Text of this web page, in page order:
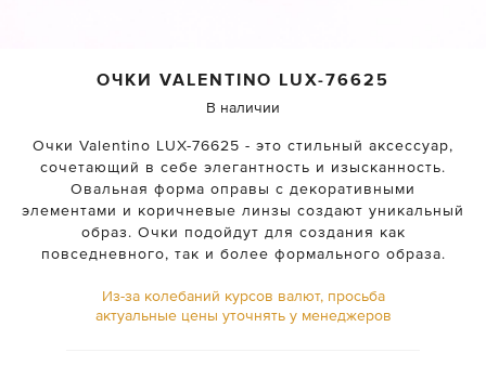
ОЧКИVALENTINO LUX-76625
В наличии
Очки Valentino LUX-76625 - это стильный аксессуар,
сочетающий в себе элегантность и изысканность.
Овальная форма оправы с декоративными
элементами и коричневые линзы создают уникальный
образ. Очки подойдут для создания как
повседневного, так и более формального образа.
Из-за колебаний курсов валют, просьба
актуальные цены уточнять у менеджеров